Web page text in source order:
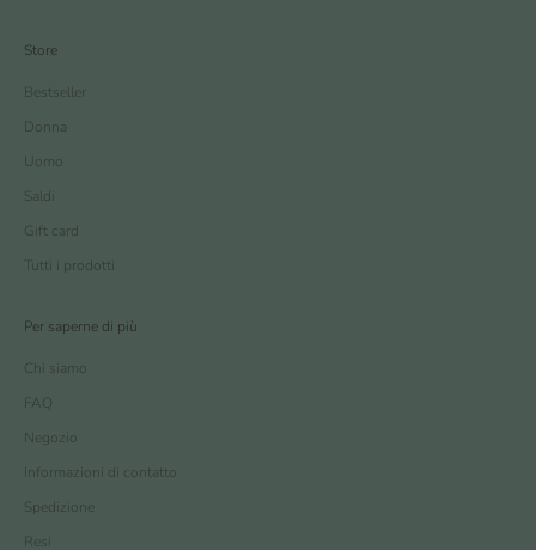
Store
Bestseller
Donna
Uomo
Saldi
Gift card
Tutti i prodotti
Per saperne di più
Chi siamo
FAQ
Negozio
Informazioni di contatto
Spedizione
Resi